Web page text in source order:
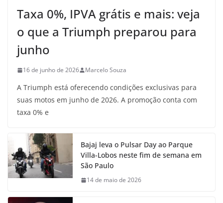
Taxa 0%, IPVA grátis e mais: veja
o que a Triumph preparou para
junho
16 de junho de 2026 Marcelo Souza
A Triumph está oferecendo condições exclusivas para
suas motos em junho de 2026. A promoção conta com
taxa 0% e
Bajaj leva o Pulsar Day ao Parque
Villa-Lobos neste fim de semana em
São Paulo
14 de maio de 2026